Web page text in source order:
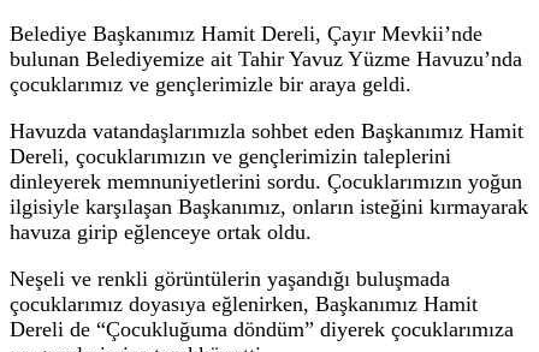
Belediye Başkanımız Hamit Dereli, Çayır Mevkii’nde
bulunan Belediyemize ait Tahir Yavuz Yüzme Havuzu’nda
çocuklarımız ve gençlerimizle bir araya geldi.
Havuzda vatandaşlarımızla sohbet eden Başkanımız Hamit
Dereli, çocuklarımızın ve gençlerimizin taleplerini
dinleyerek memnuniyetlerini sordu. Çocuklarımızın yoğun
ilgisiyle karşılaşan Başkanımız, onların isteğini kırmayarak
havuza girip eğlenceye ortak oldu.
Neşeli ve renkli görüntülerin yaşandığı buluşmada
çocuklarımız doyasıya eğlenirken, Başkanımız Hamit
Dereli de “Çocukluğuma döndüm” diyerek çocuklarımıza